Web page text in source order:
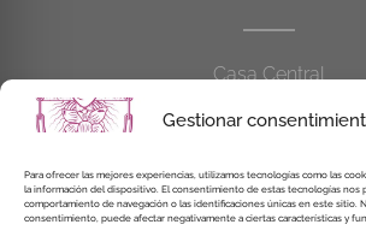
Gestionar
Para ofrecer las mejores experiencias, utilizamos tecnologías como las
la información del dispositivo. El consentimiento de estas tecnologías nos
comportamiento de navegación o las identificaciones únicas en este sitio.
consentimiento, puede afectar negativamente a ciertas características y
Casa Central
C/Cardenal Cisneros, 55
914 462 114